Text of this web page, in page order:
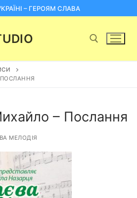
– ГЕРОЯМ СЛАВА
Пошук:
– Послання
МЕЛОДІЯ